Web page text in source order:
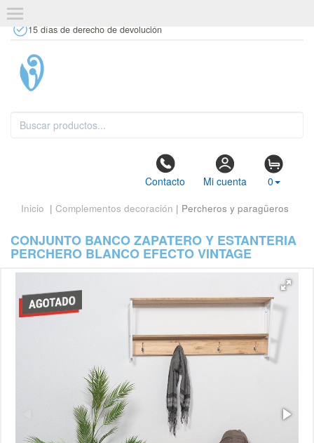
15 días de derecho de devolución
Contacto Mi cuenta 0
Inicio | Complementos decoración | Percheros y paragüeros
CONJUNTO BANCO ZAPATERO Y ESTANTERIA
PERCHERO BLANCO EFECTO VINTAGE